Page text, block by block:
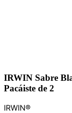
IRWIN Sabre
Pacáiste de 2
IRWIN®